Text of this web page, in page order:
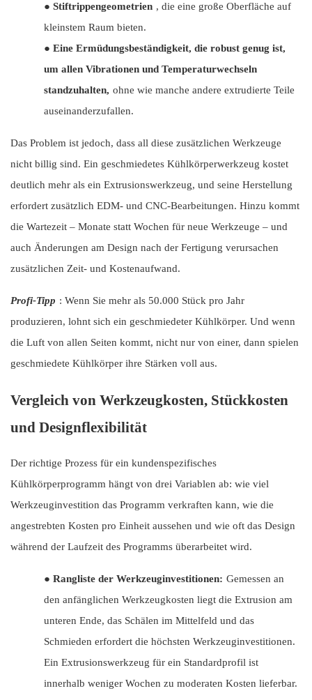
● Stiftrippengeometrien , die eine große Oberfläche auf
kleinstem Raum bieten.
● Eine Ermüdungsbeständigkeit, die robust genug ist,
um allen Vibrationen und Temperaturwechseln
standzuhalten, ohne wie manche andere extrudierte Teile
auseinanderzufallen.
Das Problem ist jedoch, dass all diese zusätzlichen Werkzeuge
nicht billig sind. Ein geschmiedetes Kühlkörperwerkzeug kostet
deutlich mehr als ein Extrusionswerkzeug, und seine Herstellung
erfordert zusätzlich EDM- und CNC-Bearbeitungen. Hinzu kommt
die Wartezeit – Monate statt Wochen für neue Werkzeuge – und
auch Änderungen am Design nach der Fertigung verursachen
zusätzlichen Zeit- und Kostenaufwand.
Profi-Tipp : Wenn Sie mehr als 50.000 Stück pro Jahr
produzieren, lohnt sich ein geschmiedeter Kühlkörper. Und wenn
die Luft von allen Seiten kommt, nicht nur von einer, dann spielen
geschmiedete Kühlkörper ihre Stärken voll aus.
Vergleich von Werkzeugkosten, Stückkosten
und Designflexibilität
Der richtige Prozess für ein kundenspezifisches
Kühlkörperprogramm hängt von drei Variablen ab: wie viel
Werkzeuginvestition das Programm verkraften kann, wie die
angestrebten Kosten pro Einheit aussehen und wie oft das Design
während der Laufzeit des Programms überarbeitet wird.
● Rangliste der Werkzeuginvestitionen: Gemessen an
den anfänglichen Werkzeugkosten liegt die Extrusion am
unteren Ende, das Schälen im Mittelfeld und das
Schmieden erfordert die höchsten Werkzeuginvestitionen.
Ein Extrusionswerkzeug für ein Standardprofil ist
innerhalb weniger Wochen zu moderaten Kosten lieferbar.